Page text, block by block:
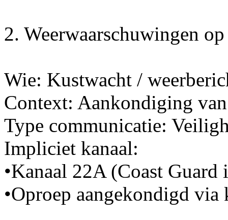
2. Weerwaarschuwingen op
Wie: Kustwacht /
Context: Aankondiging
Type communicatie:
Impliciet kanaal:
•Kanaal 22A (Coast
•Oproep aangekondigd via